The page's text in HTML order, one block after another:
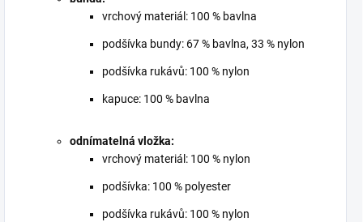
vrchový materiál: 100 % bavlna
podšívka bundy: 67 % bavlna, 33 % nylon
podšívka rukávů: 100 % nylon
kapuce: 100 % bavlna
odnímatelná vložka:
vrchový materiál: 100 % nylon
podšívka: 100 % polyester
podšívka rukávů: 100 % nylon